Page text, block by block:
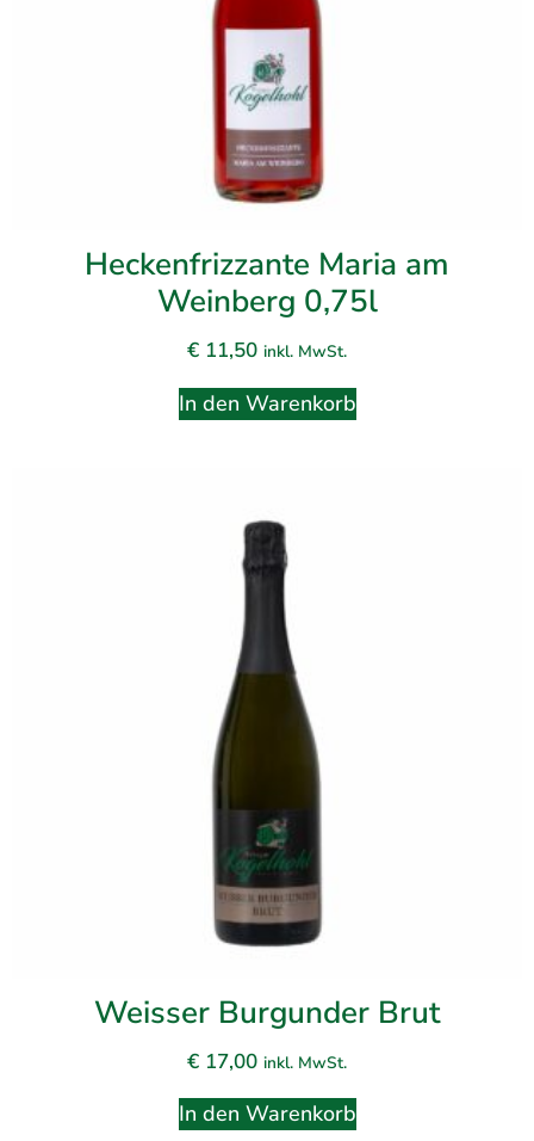
Heckenfrizzante Maria am
Weinberg 0,75l
€ 11,50 inkl. MwSt.
In den Warenkorb
Weisser Burgunder Brut
€ 17,00 inkl. MwSt.
In den Warenkorb